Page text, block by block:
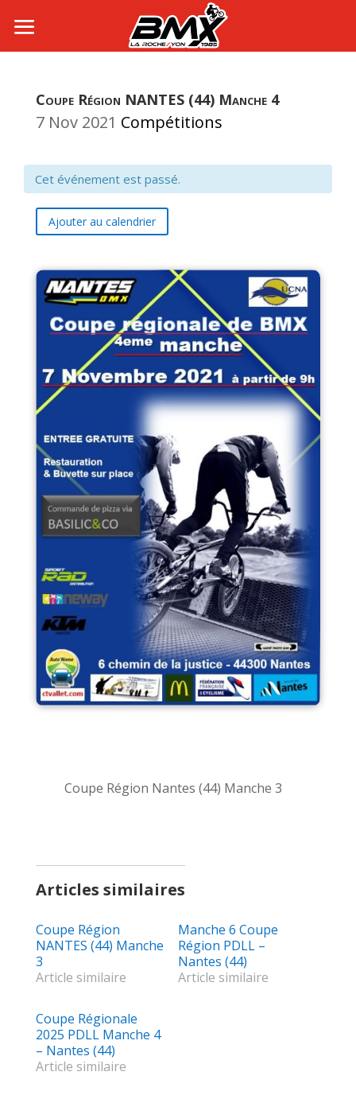
Coupe Région NANTES (44) Manche 4
7 Nov 2021 Compétitions
Cet événement est passé.
Ajouter au calendrier
Coupe Région Nantes (44) Manche 3
Articles similaires
Coupe Région
NANTES (44) Manche
3
Article similaire
Manche 6 Coupe
Région PDLL –
Nantes (44)
Article similaire
Coupe Régionale
2025 PDLL Manche 4
– Nantes (44)
Article similaire